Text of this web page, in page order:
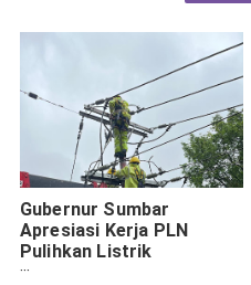
Gubernur Sumbar
Apresiasi Kerja PLN
Pulihkan Listrik
Pascabencana